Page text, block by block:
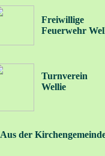
Freiwillige
Feuerwehr
Turnverein
Wellie
Aus der